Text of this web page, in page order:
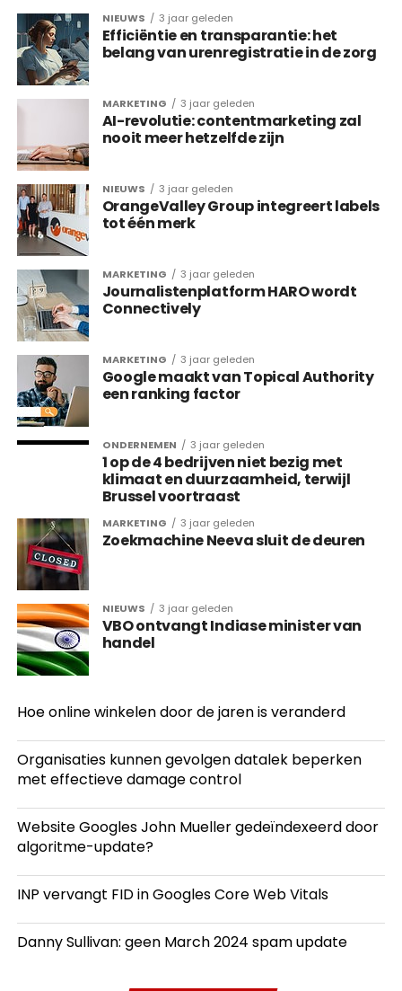
NIEUWS 3 jaar geleden
Efficiëntie en transparantie: het
belang van urenregistratie in de zorg
MARKETING 3 jaar geleden
AI-revolutie: contentmarketing zal
nooit meer hetzelfde zijn
NIEUWS 3 jaar geleden
OrangeValley Group integreert labels
tot één merk
MARKETING 3 jaar geleden
Journalistenplatform HARO wordt
Connectively
MARKETING 3 jaar geleden
Google maakt van Topical Authority
een ranking factor
ONDERNEMEN 3 jaar geleden
1 op de 4 bedrijven niet bezig met
klimaat en duurzaamheid, terwijl
Brussel voortraast
MARKETING 3 jaar geleden
Zoekmachine Neeva sluit de deuren
NIEUWS 3 jaar geleden
VBO ontvangt Indiase minister van
handel
Hoe online winkelen door de jaren is veranderd
Organisaties kunnen gevolgen datalek beperken
met effectieve damage control
Website Googles John Mueller gedeïndexeerd door
algoritme-update?
INP vervangt FID in Googles Core Web Vitals
Danny Sullivan: geen March 2024 spam update